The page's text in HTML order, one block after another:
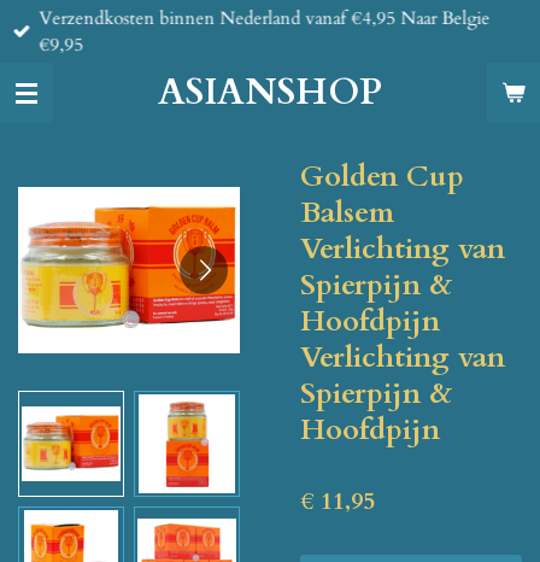
Ga
direct
de
ASIANSHOP
Verzendkosten binnen Nederland vanaf €4,95 Naar Belgie
€9,95
Golden Cup
Balsem
Verlichting van
Spierpijn &
Hoofdpijn
Verlichting van
Spierpijn &
Hoofdpijn
€ 11,95